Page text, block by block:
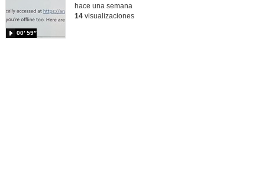
00′ 59″
hace una semana
14visualizaciones